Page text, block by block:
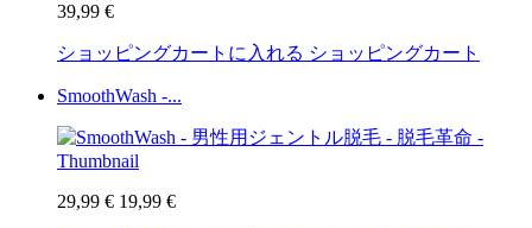
39,99 €
ショッピングカートに入れる ショッピングカート
SmoothWash -...
29,99 € 19,99 €